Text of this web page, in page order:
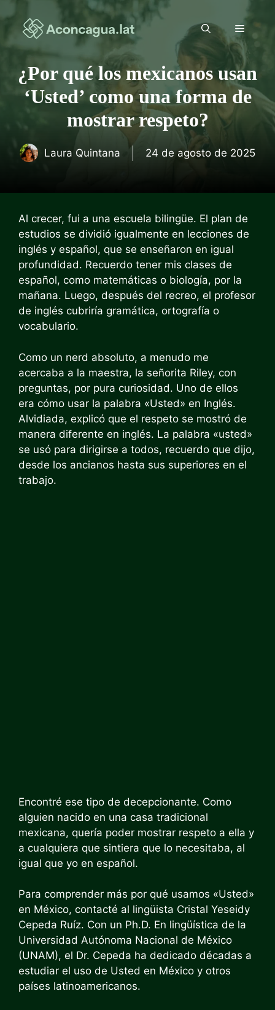
contenido
Menú
¿Por qué los mexicanos usan
‘Usted’ como una forma de
mostrar respeto?
Laura Quintana 24 de agosto de 2025
Al crecer, fui a una escuela bilingüe. El plan de
estudios se dividió igualmente en lecciones de
inglés y español, que se enseñaron en igual
profundidad. Recuerdo tener mis clases de
español, como matemáticas o biología, por la
mañana. Luego, después del recreo, el profesor
de inglés cubriría gramática, ortografía o
vocabulario.
Como un nerd absoluto, a menudo me
acercaba a la maestra, la señorita Riley, con
preguntas, por pura curiosidad. Uno de ellos
era cómo usar la palabra «Usted» en Inglés.
Alvidiada, explicó que el respeto se mostró de
manera diferente en inglés. La palabra «usted»
se usó para dirigirse a todos, recuerdo que dijo,
desde los ancianos hasta sus superiores en el
trabajo.
Encontré ese tipo de decepcionante. Como
alguien nacido en una casa tradicional
mexicana, quería poder mostrar respeto a ella y
a cualquiera que sintiera que lo necesitaba, al
igual que yo en español.
Para comprender más por qué usamos «Usted»
en México, contacté al lingüista Cristal Yeseidy
Cepeda Ruíz. Con un Ph.D. En lingüística de la
Universidad Autónoma Nacional de México
(UNAM), el Dr. Cepeda ha dedicado décadas a
estudiar el uso de Usted en México y otros
países latinoamericanos.